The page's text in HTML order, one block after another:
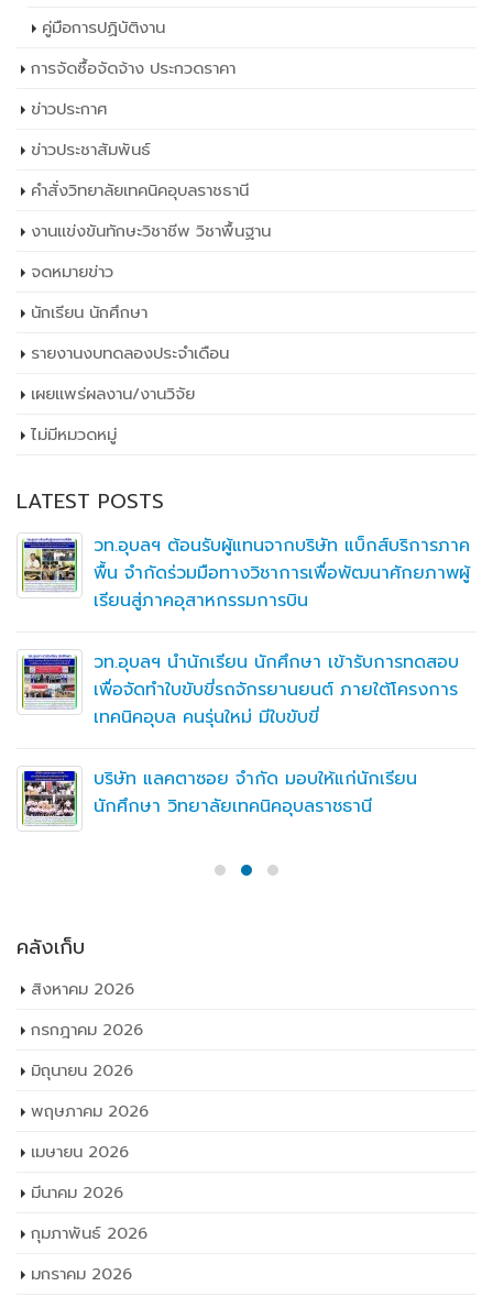
คู่มือการปฏิบัติงาน
การจัดซื้อจัดจ้าง ประกวดราคา
ข่าวประกาศ
ข่าวประชาสัมพันธ์
คำสั่งวิทยาลัยเทคนิคอุบลราชธานี
งานแข่งขันทักษะวิชาชีพ วิชาพื้นฐาน
จดหมายข่าว
นักเรียน นักศึกษา
รายงานงบทดลองประจำเดือน
เผยเเพร่ผลงาน/งานวิจัย
ไม่มีหมวดหมู่
LATEST POSTS
วท.อุบลฯ ต้อนรับผู้แทนจากบริษัท แบ็กส์บริการภาค
พื้น จำกัดร่วมมือทางวิชาการเพื่อพัฒนาศักยภาพผู้
เรียนสู่ภาคอุสาหกรรมการบิน
วท.อุบลฯ นำนักเรียน นักศึกษา เข้ารับการทดสอบ
เพื่อจัดทำใบขับขี่รถจักรยานยนต์ ภายใต้โครงการ
เทคนิคอุบล คนรุ่นใหม่ มีใบขับขี่
บริษัท แลคตาซอย จำกัด มอบให้แก่นักเรียน
นักศึกษา วิทยาลัยเทคนิคอุบลราชธานี
คลังเก็บ
สิงหาคม 2026
กรกฎาคม 2026
มิถุนายน 2026
พฤษภาคม 2026
เมษายน 2026
มีนาคม 2026
กุมภาพันธ์ 2026
มกราคม 2026